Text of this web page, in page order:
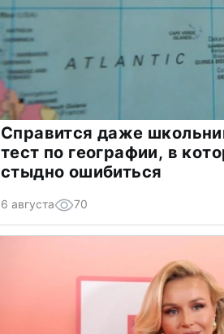
Справится даже
тест по географии, в
стыдно ошибиться
6 августа 70